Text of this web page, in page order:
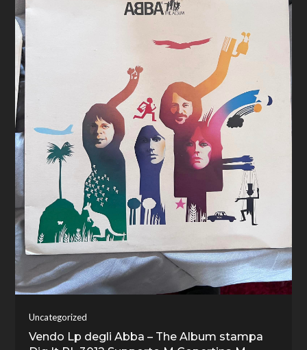
Uncategorized
Vendo Lp degli Abba – The Album stampa